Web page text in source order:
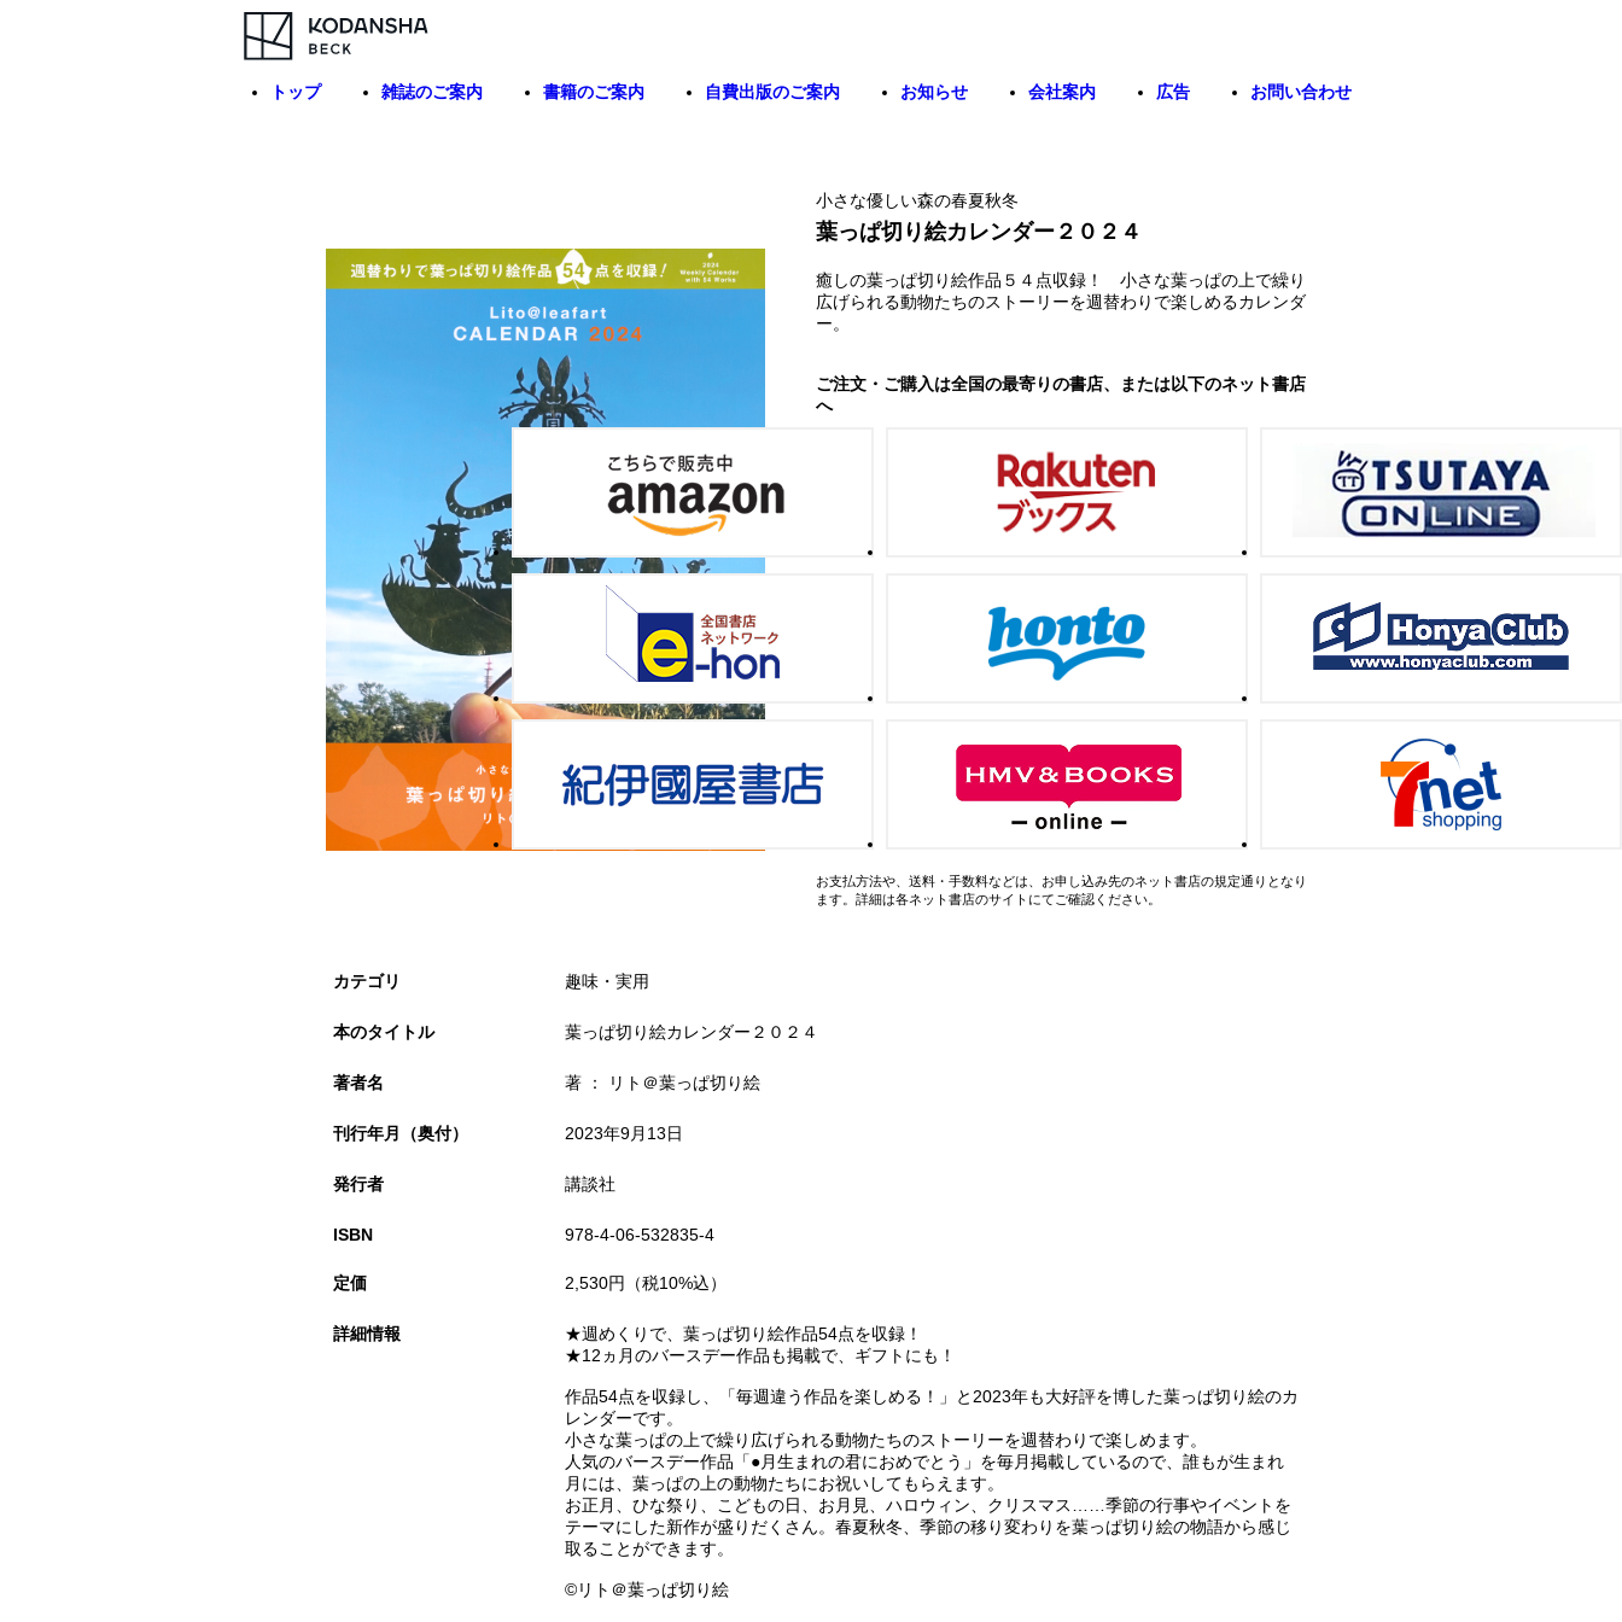
トップ 雑誌のご案内 書籍のご案内 自費出版のご案内 お知らせ 会社案内 広告 お問い合わせ
小さな優しい森の春夏秋冬
葉っぱ切り絵カレンダー２０２４
癒しの葉っぱ切り絵作品５４点収録！ 小さな葉っぱの上で繰り
広げられる動物たちのストーリーを週替わりで楽しめるカレンダ
ー。
ご注文・ご購入は全国の最寄りの書店、または以下のネット書店
へ
お支払方法や、送料・手数料などは、お申し込み先のネット書店の規定通りとなり
ます。詳細は各ネット書店のサイトにてご確認ください。
カテゴリ 趣味・実用
本のタイトル 葉っぱ切り絵カレンダー２０２４
著者名 著 ： リト＠葉っぱ切り絵
刊行年月（奥付） 2023年9月13日
発行者 講談社
ISBN 978-4-06-532835-4
定価 2,530円（税10%込）
詳細情報
★週めくりで、葉っぱ切り絵作品54点を収録！
★12ヵ月のバースデー作品も掲載で、ギフトにも！
作品54点を収録し、「毎週違う作品を楽しめる！」と2023年も大好評を博した葉っぱ切り絵のカ
レンダーです。
小さな葉っぱの上で繰り広げられる動物たちのストーリーを週替わりで楽しめます。
人気のバースデー作品「●月生まれの君におめでとう」を毎月掲載しているので、誰もが生まれ
月には、葉っぱの上の動物たちにお祝いしてもらえます。
お正月、ひな祭り、こどもの日、お月見、ハロウィン、クリスマス……季節の行事やイベントを
テーマにした新作が盛りだくさん。春夏秋冬、季節の移り変わりを葉っぱ切り絵の物語から感じ
取ることができます。
©リト＠葉っぱ切り絵